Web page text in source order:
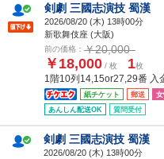
剣劇 三國志演技 蜀漢
2026/08/20 (木) 13時00分
新歌舞伎座 (大阪)
前の価格： ￥20,000
￥18,000 / 枚 1枚
1階10列14,15or27,29番 入
紙チケット 郵送
あんしん配送OK
質問受付
剣劇 三國志演技 蜀漢
2026/08/20 (木) 13時00分